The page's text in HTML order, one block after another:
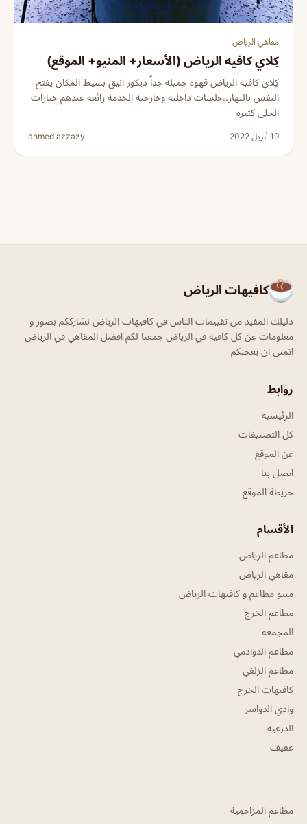
مقاهي الرياض
كِلاي كافيه الرياض (الأسعار+ المنيو+ الموقع)
كِلاي كافيه الرياض قهوه جميله جداً ديكور انيق بسيط المكان يفتح
النفس بالنهار..جلسات داخليه وخارجيه الخدمه رائعه عندهم خيارات
الحلى كثيره
19 أبريل 2022 ahmed azzazy
كافيهات الرياض
دليلك المفيد من تقييمات الناس في كافيهات الرياض نشارككم بصور و
معلومات عن كل كافيه في الرياض جمعنا لكم افضل المقاهي في الرياض
اتمنى ان يعجبكم
روابط
الرئيسية
كل التصنيفات
عن الموقع
اتصل بنا
خريطة الموقع
الأقسام
مطاعم الرياض
مقاهي الرياض
منيو مطاعم و كافيهات الرياض
مطاعم الخرج
المجمعه
مطاعم الدوادمي
مطاعم الزلفي
كافيهات الخرج
وادي الدواسر
الدرعية
عفيف
مطاعم المزاحمية